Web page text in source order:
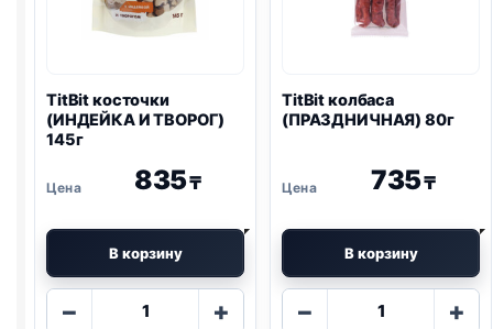
TitBit косточки
(ИНДЕЙКА И ТВОРОГ)
145г
835₸
В корзину
−
Количество
+
TitBit колбаса
(ПРАЗДНИЧНАЯ) 80г
735₸
В корзину
−
Количество
+